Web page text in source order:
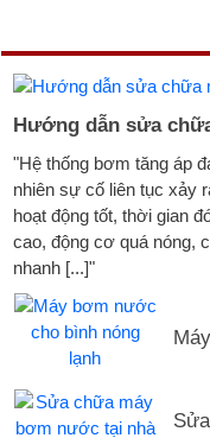
Hướng dẫn sửa
"Hệ thống bơm tăng áp
nhiên sự cố liên tục xảy
hoạt động tốt, thời gian
cao, động cơ quá nóng,
nhanh [...]"